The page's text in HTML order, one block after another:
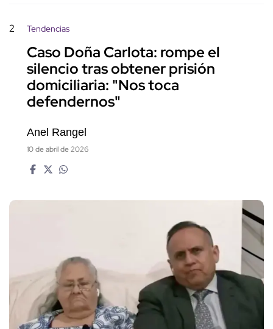
2 Tendencias
Caso Doña Carlota: rompe el
silencio tras obtener prisión
domiciliaria: "Nos toca
defendernos"
Anel Rangel
10 de abril de 2026